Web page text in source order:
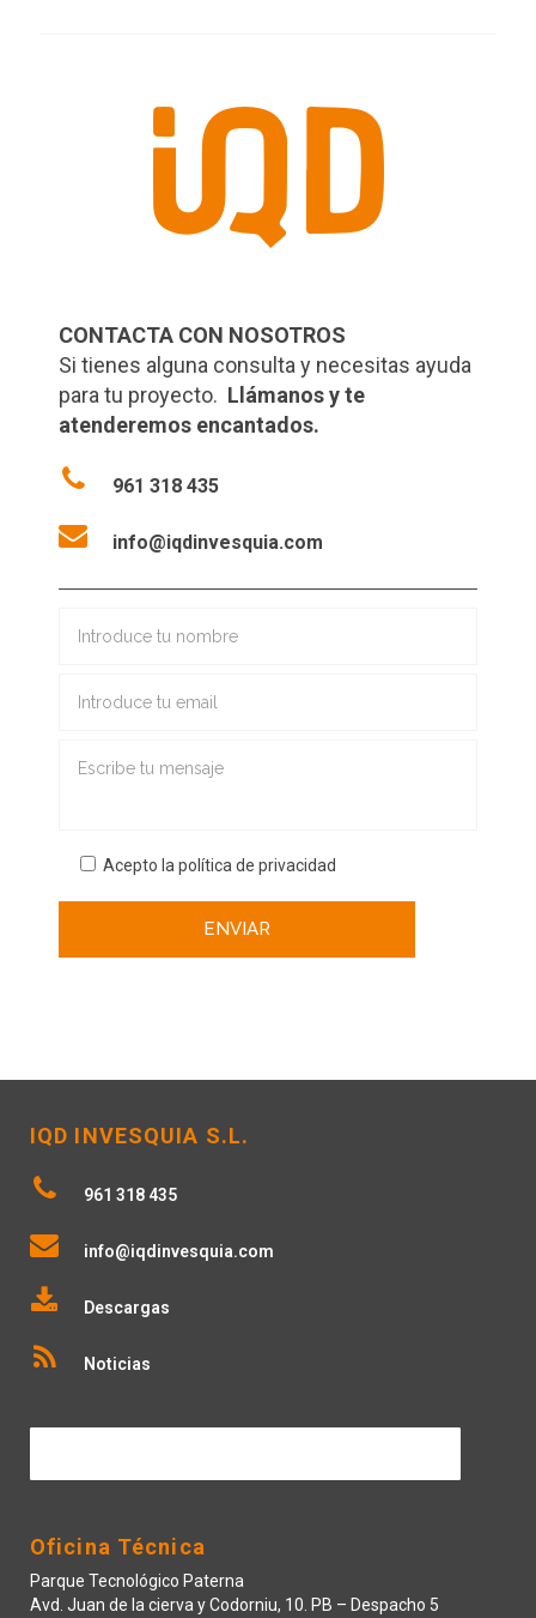
CONTACTA CON NOSOTROS
Si tienes alguna consulta y necesitas ayuda
para tu proyecto. Llámanos y te
atenderemos encantados.
961 318 435
info@iqdinvesquia.com
Acepto la política de privacidad
IQD INVESQUIA S.L.
961 318 435
info@iqdinvesquia.com
Descargas
Noticias
Oficina Técnica
Parque Tecnológico Paterna
Avd. Juan de la cierva y Codorniu, 10. PB – Despacho 5